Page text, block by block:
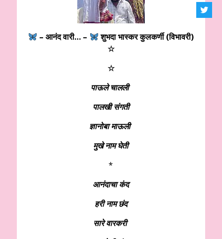
– आनंद वारी… –
शुभदा भास्कर कुलकर्णी (विभावरी)
☆
☆
पाऊले चालली
पालखी संगती
ज्ञानोबा माऊली
मुखे नाम घेती
*
आनंदाचा कंद
हरी नाम छंद
सारे वारकरी